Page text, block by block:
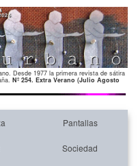
Desde 1977 la primera revista de sátira
Nº 254. Extra Verano (Julio Agosto
Pantallas
Sociedad